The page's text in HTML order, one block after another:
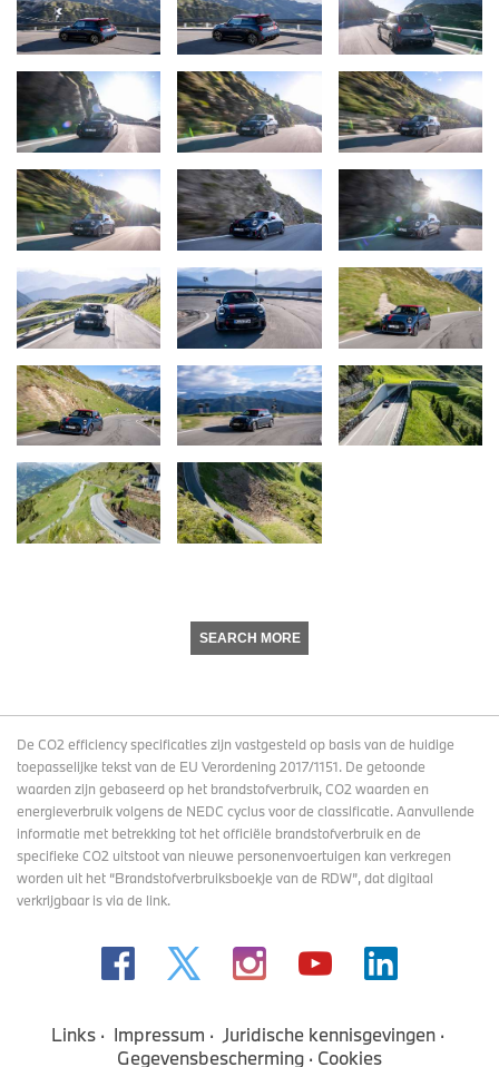
SEARCH MORE
De CO2 efficiency specificaties zijn vastgesteld op basis van de huidige
toepasselijke tekst van de EU Verordening 2017/1151. De getoonde
waarden zijn gebaseerd op het brandstofverbruik, CO2 waarden en
energieverbruik volgens de NEDC cyclus voor de classificatie. Aanvullende
informatie met betrekking tot het officiële brandstofverbruik en de
specifieke CO2 uitstoot van nieuwe personenvoertuigen kan verkregen
worden uit het “Brandstofverbruiksboekje van de RDW”, dat digitaal
verkrijgbaaris via de link.
Links Impressum
Juridische kennisgevingen
Gegevensbescherming
Cookies